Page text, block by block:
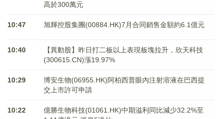
高於300萬元
10:47 旭輝控股集團(00884.HK)7月合同銷售金額約6.1億元
10:40
【異動股】昨日打二板以上表現板塊拉升，欣天科技
(300615.CN)漲19.97%
10:29
博安生物(06955.HK)阿柏西普眼內注射溶液在巴西提
交上市許可申請
10:22
億勝生物科技(01061.HK)中期溢利同比減少32.2%至